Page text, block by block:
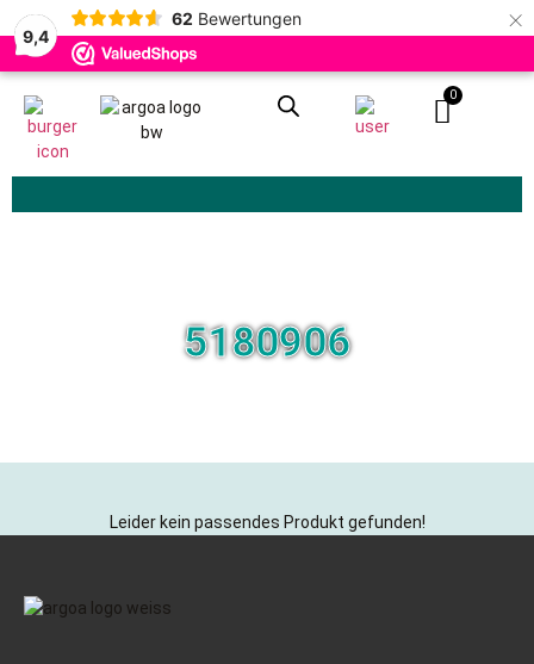
9,4
62 Bewertungen ×
Zoeken 0
5180906
Leider kein passendes Produkt gefunden!